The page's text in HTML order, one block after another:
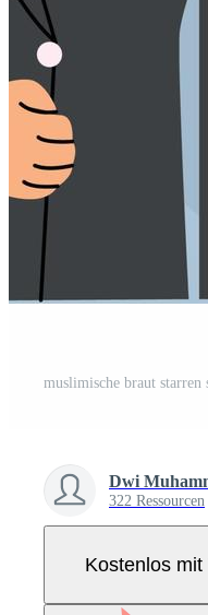
muslimische braut
Dwi
322 Ressourcen
Kostenlos mit